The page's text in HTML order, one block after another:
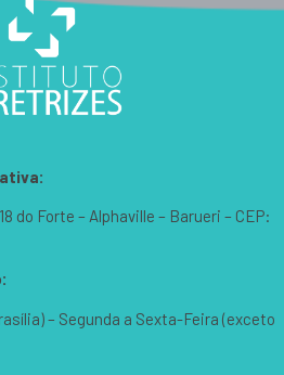
do Forte – Alphaville – Barueri – CEP:
– Segunda a Sexta-Feira (exceto